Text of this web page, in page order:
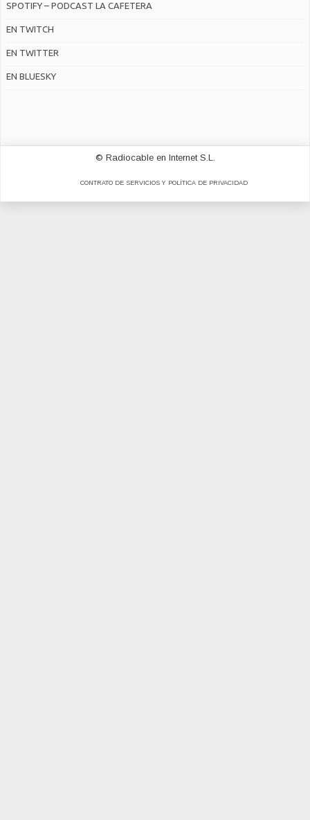
SPOTIFY – PODCAST LA CAFETERA
EN TWITCH
EN TWITTER
EN BLUESKY
© Radiocable en Internet S.L.
CONTRATO DE SERVICIOS Y POLÍTICA DE PRIVACIDAD